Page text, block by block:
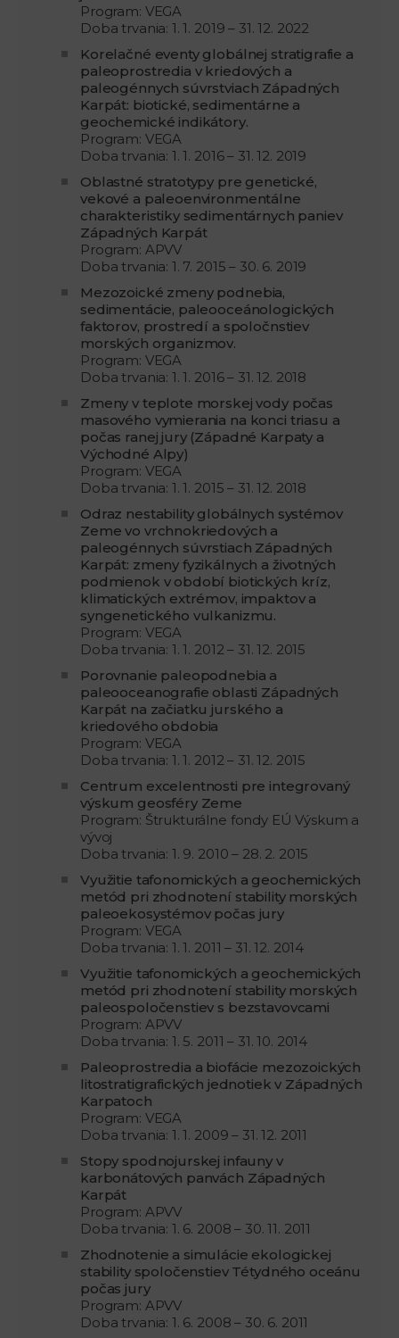
Program: VEGA
Doba trvania: 1. 1. 2019 – 31. 12. 2022
Korelačné eventy globálnej stratigrafie a
paleoprostredia v kriedových a
paleogénnych súvrstviach Západných
Karpát: biotické, sedimentárne a
geochemické indikátory.
Program: VEGA
Doba trvania: 1. 1. 2016 – 31. 12. 2019
Oblastné stratotypy pre genetické,
vekové a paleoenvironmentálne
charakteristiky sedimentárnych paniev
Západných Karpát
Program: APVV
Doba trvania: 1. 7. 2015 – 30. 6. 2019
Mezozoické zmeny podnebia,
sedimentácie, paleooceánologických
faktorov, prostredí a spoločnstiev
morských organizmov.
Program: VEGA
Doba trvania: 1. 1. 2016 – 31. 12. 2018
Zmeny v teplote morskej vody počas
masového vymierania na konci triasu a
počas ranej jury (Západné Karpaty a
Východné Alpy)
Program: VEGA
Doba trvania: 1. 1. 2015 – 31. 12. 2018
Odraz nestability globálnych systémov
Zeme vo vrchnokriedových a
paleogénnych súvrstiach Západných
Karpát: zmeny fyzikálnych a životných
podmienok v období biotických kríz,
klimatických extrémov, impaktov a
syngenetického vulkanizmu.
Program: VEGA
Doba trvania: 1. 1. 2012 – 31. 12. 2015
Porovnanie paleopodnebia a
paleooceanografie oblasti Západných
Karpát na začiatku jurského a
kriedového obdobia
Program: VEGA
Doba trvania: 1. 1. 2012 – 31. 12. 2015
Centrum excelentnosti pre integrovaný
výskum geosféry Zeme
Program: Štrukturálne fondy EÚ Výskum a
vývoj
Doba trvania: 1. 9. 2010 – 28. 2. 2015
Využitie tafonomických a geochemických
metód pri zhodnotení stability morských
paleoekosystémov počas jury
Program: VEGA
Doba trvania: 1. 1. 2011 – 31. 12. 2014
Využitie tafonomických a geochemických
metód pri zhodnotení stability morských
paleospoločenstiev s bezstavovcami
Program: APVV
Doba trvania: 1. 5. 2011 – 31. 10. 2014
Paleoprostredia a biofácie mezozoických
litostratigrafických jednotiek v Západných
Karpatoch
Program: VEGA
Doba trvania: 1. 1. 2009 – 31. 12. 2011
Stopy spodnojurskej infauny v
karbonátových panvách Západných
Karpát
Program: APVV
Doba trvania: 1. 6. 2008 – 30. 11. 2011
Zhodnotenie a simulácie ekologickej
stability spoločenstiev Tétydného oceánu
počas jury
Program: APVV
Doba trvania: 1. 6. 2008 – 30. 6. 2011